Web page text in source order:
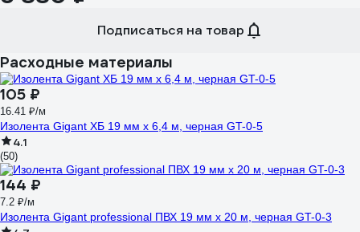
Подписаться на товар
Расходные материалы
105 ₽
16.41 ₽/м
Изолента Gigant ХБ 19 мм х 6,4 м, черная GT-0-5
4.1
(50)
144 ₽
7.2 ₽/м
Изолента Gigant professional ПВХ 19 мм х 20 м, черная GT-0-3